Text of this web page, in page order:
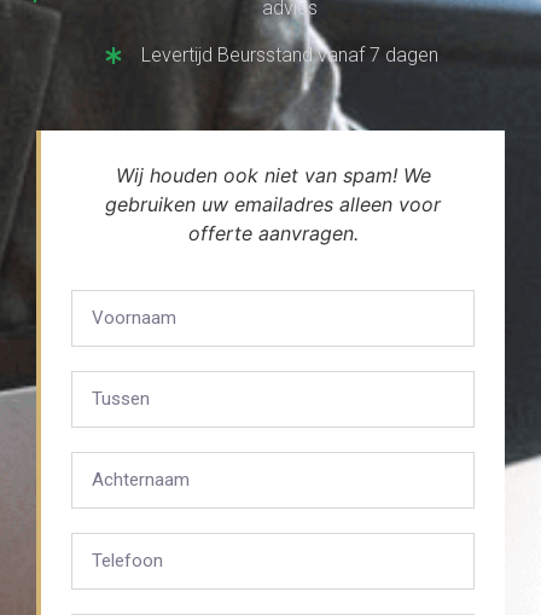
advies
Levertijd Beursstand vanaf 7 dagen
Wij houden ook niet van spam! We
gebruiken uw emailadres alleen voor
offerte aanvragen.